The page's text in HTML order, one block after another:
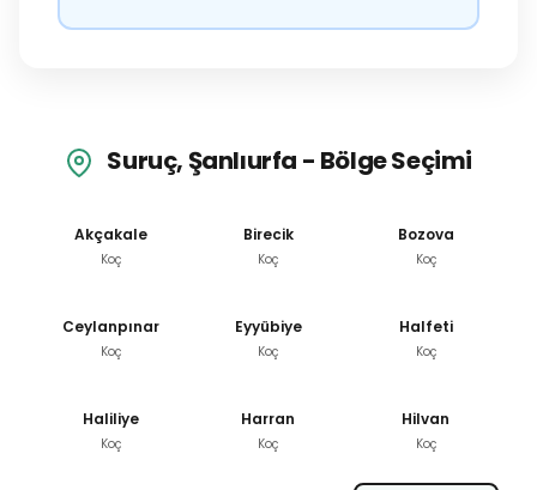
Suruç, Şanlıurfa - Bölge Seçimi
Akçakale
Koç
Birecik
Koç
Bozova
Koç
Ceylanpınar
Koç
Eyyübiye
Koç
Halfeti
Koç
Haliliye
Koç
Harran
Koç
Hilvan
Koç